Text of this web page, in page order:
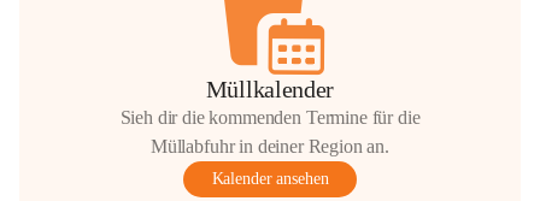
Müllkalender
Sieh dir die kommenden Termine für die
Müllabfuhr in deiner Region an.
Kalender ansehen